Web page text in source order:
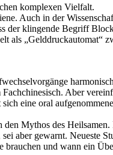
komplexen Vielfalt.
Auch in der
der klingende Begriff
als „Gelddruckautomat“
Aber
eine oral
Mythos des
aber gewarnt. Neueste
und wann ein